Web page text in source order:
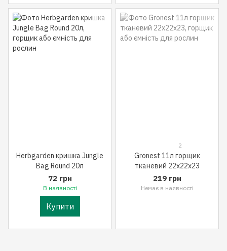
Herbgarden кришка Jungle
Bag Round 20л
72 грн
В наявності
Купити
2
Gronest 11л горщик
тканевий 22x22x23
219 грн
Немає в наявності